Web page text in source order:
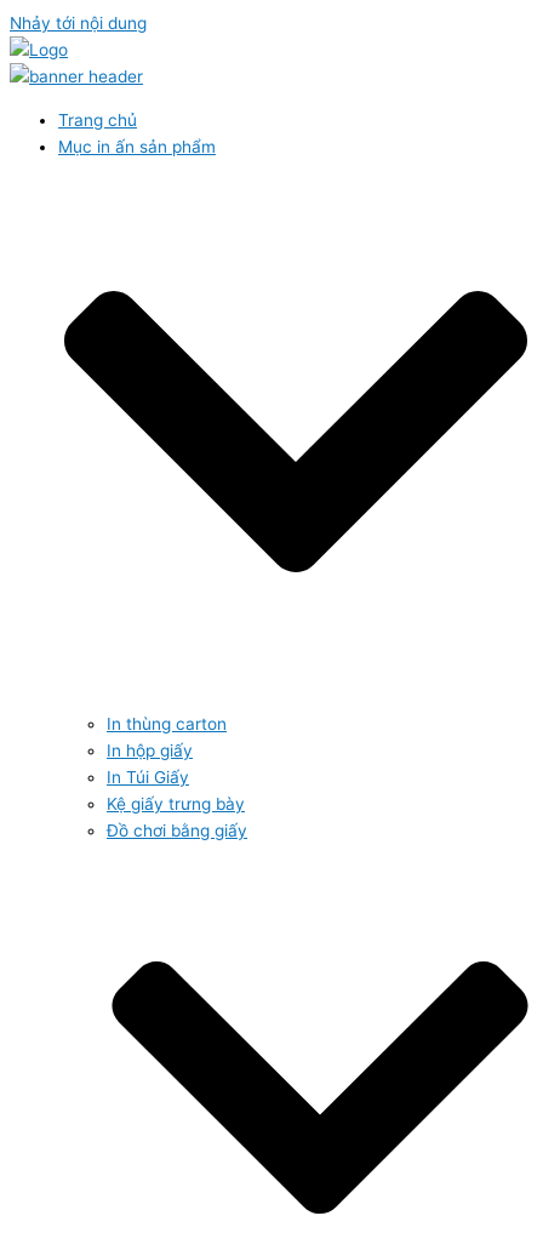
Nhảy tới nội dung
Trang chủ
Mục in ấn sản phẩm
In thùng carton
In hộp giấy
In Túi Giấy
Kệ giấy trưng bày
Đồ chơi bằng giấy